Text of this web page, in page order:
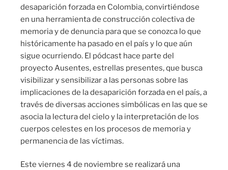
desaparición forzada en Colombia, convirtiéndose
en una herramienta de construcción colectiva de
memoria y de denuncia para que se conozca lo que
históricamente ha pasado en el país y lo que aún
sigue ocurriendo. El pódcast hace parte del
proyecto Ausentes, estrellas presentes, que busca
visibilizar y sensibilizar a las personas sobre las
implicaciones de la desaparición forzada en el país, a
través de diversas acciones simbólicas en las que se
asocia la lectura del cielo y la interpretación de los
cuerpos celestes en los procesos de memoria y
permanencia de las víctimas.
Este viernes 4 de noviembre se realizará una